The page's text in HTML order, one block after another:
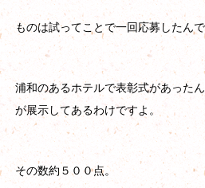
ものは試ってことで一回応募したんで
浦和のあるホテルで表彰式があった
が展示してあるわけですよ。
その数約５００点。